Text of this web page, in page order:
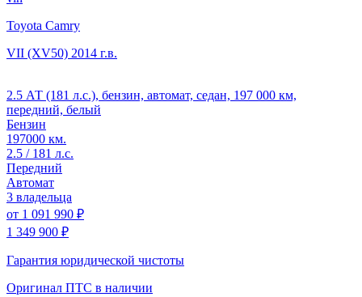
Toyota Camry
VII (XV50) 2014 г.в.
2.5 АТ (181 л.с.), бензин, автомат, седан, 197 000 км,
передний, белый
Бензин
197000 км.
2.5 / 181 л.с.
Передний
Автомат
3 владельца
от 1 091 990 ₽
1 349 900 ₽
Гарантия юридической чистоты
Оригинал ПТС в наличии